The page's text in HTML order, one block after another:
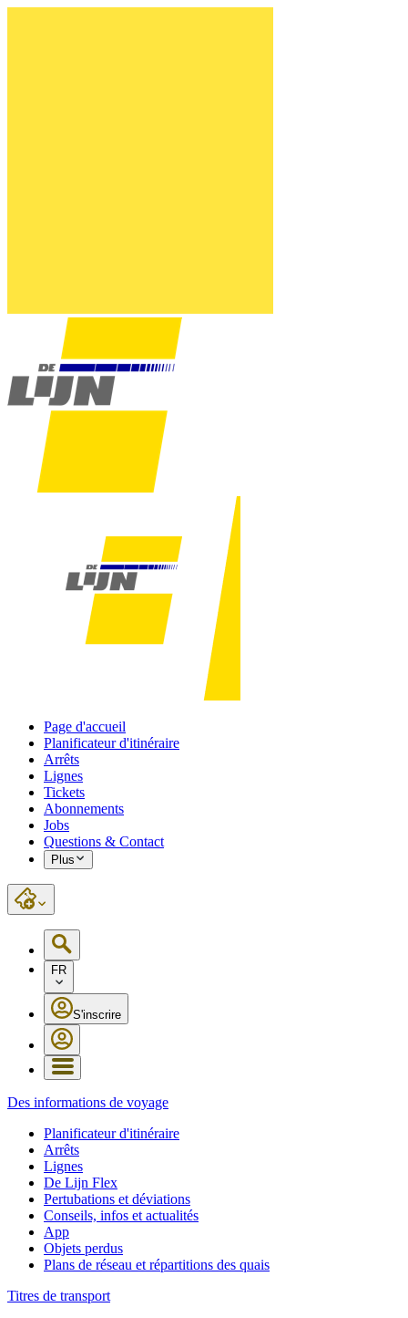
Page d'accueil
Planificateur d'itinéraire
Arrêts
Lignes
Tickets
Abonnements
Jobs
Questions & Contact
Plus
FR
S'inscrire
Des informations de voyage
Planificateur d'itinéraire
Arrêts
Lignes
De Lijn Flex
Pertubations et déviations
Conseils, infos et actualités
App
Objets perdus
Plans de réseau et répartitions des quais
Titres de transport